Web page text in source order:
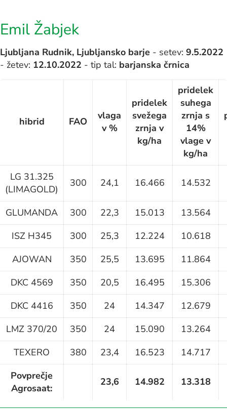
Emil Žabjek
Ljubljana Rudnik, Ljubljansko barje - setev: 9.5.2022
- žetev: 12.10.2022 - tip tal: barjanska črnica
hibrid FAO
vlaga
v %
pridelek
svežega
zrnja v
kg/ha
pridelek
suhega
zrnja s
14%
vlage v
kg/ha
LG 31.325
(LIMAGOLD)
300 24,1 16.466 14.532
GLUMANDA 300 22,3 15.013
13.564
ISZ H345
300 25,3 12.224
10.618
AJOWAN
350 25,5 13.695
11.864
DKC 4569
350 20,5 16.495
15.306
DKC 4416
350 24 14.347
12.679
LMZ 370/20
350 24 15.090
13.264
TEXERO
380 23,4 16.523
14.717
Povprečje
Agrosaat:
23,6 14.982 13.318